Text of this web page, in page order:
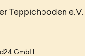
Teppichboden e.V.
GmbH